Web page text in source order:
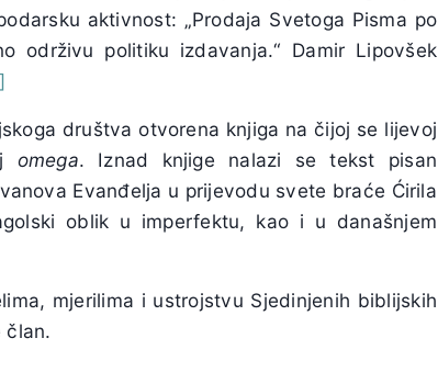
aktivnost: „Prodaja Svetoga Pisma po
održivu politiku izdavanja.“ Damir Lipovšek
društva otvorena knjiga na čijoj se lijevoj
omega. Iznad knjige nalazi se tekst pisan
Evanđelja u prijevodu svete braće Ćirila
oblik u imperfektu, kao i u današnjem
mjerilima i ustrojstvu Sjedinjenih biblijskih
član.